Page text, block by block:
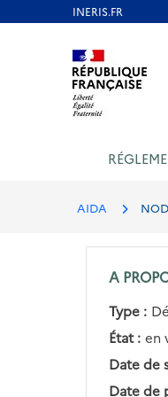
Aller au contenu
AIDA
A
Type :
État : en
Date de
Date de